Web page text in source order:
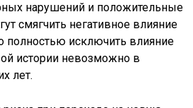
нарушений и положительные
смягчить негативное влияние
полностью исключить влияние
истории невозможно в
лет.